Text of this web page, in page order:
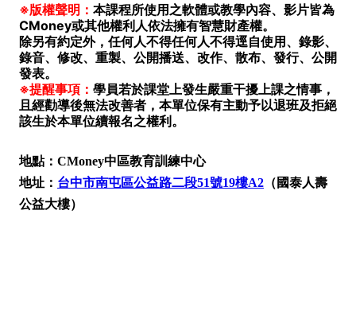
※版權聲明： 本課程所使用之軟體或教學內容、影片皆為
CMoney或其他權利人依法擁有智慧財產權。
除另有約定外，任何人不得任何人不得逕自使用、錄影、
錄音、修改、重製、公開播送、改作、散布、發行、公開
發表。
※提醒事項： 學員若於課堂上發生嚴重干擾上課之情事，
且經勸導後無法改善者，本單位保有主動予以退班及拒絕
該生於本單位續報名之權利。
地點：CMoney中區教育訓練中心
地址： 台中市南屯區公益路二段51號19樓A2 （國泰人壽
公益大樓）